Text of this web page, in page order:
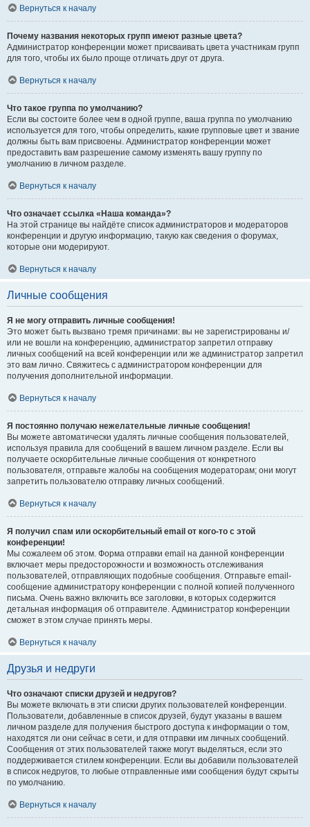
Вернуться к началу
Почему названия некоторых групп имеют разные цвета?
Администратор конференции может присваивать цвета участникам групп
для того, чтобы их было проще отличать друг от друга.
Вернуться к началу
Что такое группа по умолчанию?
Если вы состоите более чем в одной группе, ваша группа по умолчанию
используется для того, чтобы определить, какие групповые цвет и звание
должны быть вам присвоены. Администратор конференции может
предоставить вам разрешение самому изменять вашу группу по
умолчанию в личном разделе.
Вернуться к началу
Что означает ссылка «Наша команда»?
На этой странице вы найдёте список администраторов и модераторов
конференции и другую информацию, такую как сведения о форумах,
которые они модерируют.
Вернуться к началу
Личные сообщения
Я не могу отправить личные сообщения!
Это может быть вызвано тремя причинами: вы не зарегистрированы и/
или не вошли на конференцию, администратор запретил отправку
личных сообщений на всей конференции или же администратор запретил
это вам лично. Свяжитесь с администратором конференции для
получения дополнительной информации.
Вернуться к началу
Я постоянно получаю нежелательные личные сообщения!
Вы можете автоматически удалять личные сообщения пользователей,
используя правила для сообщений в вашем личном разделе. Если вы
получаете оскорбительные личные сообщения от конкретного
пользователя, отправьте жалобы на сообщения модераторам; они могут
запретить пользователю отправку личных сообщений.
Вернуться к началу
Я получил спам или оскорбительный email от кого-то с этой
конференции!
Мы сожалеем об этом. Форма отправки email на данной конференции
включает меры предосторожности и возможность отслеживания
пользователей, отправляющих подобные сообщения. Отправьте email-
сообщение администратору конференции с полной копией полученного
письма. Очень важно включить все заголовки, в которых содержится
детальная информация об отправителе. Администратор конференции
сможет в этом случае принять меры.
Вернуться к началу
Друзья и недруги
Что означают списки друзей и недругов?
Вы можете включать в эти списки других пользователей конференции.
Пользователи, добавленные в список друзей, будут указаны в вашем
личном разделе для получения быстрого доступа к информации о том,
находятся ли они сейчас в сети, и для отправки им личных сообщений.
Сообщения от этих пользователей также могут выделяться, если это
поддерживается стилем конференции. Если вы добавили пользователей
в список недругов, то любые отправленные ими сообщения будут скрыты
по умолчанию.
Вернуться к началу